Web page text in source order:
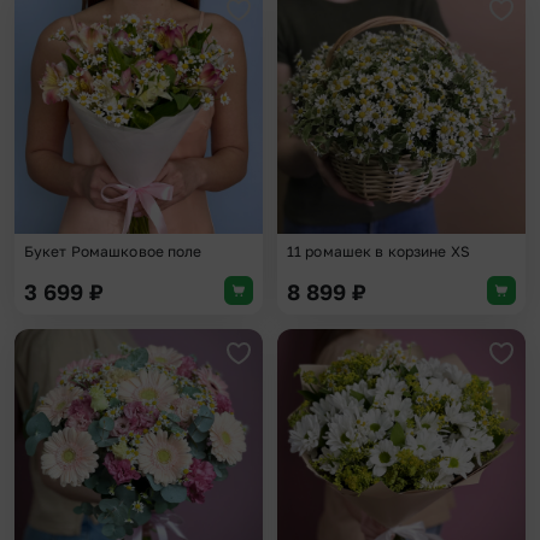
Добавить в избранное
Букет Ромашковое поле
3 699 ₽
11 ромашек в корзине XS
8 899 ₽
Добавить в избранное